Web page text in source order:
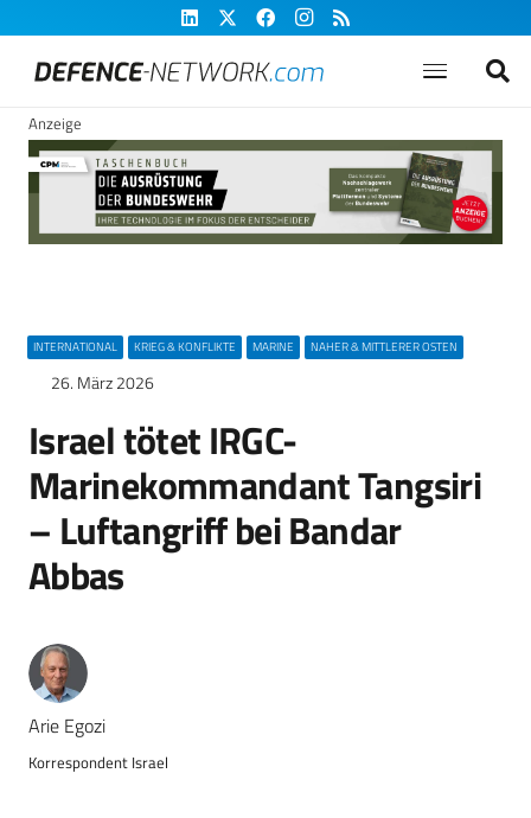
Anzeige
INTERNATIONAL KRIEG & KONFLIKTE MARINE NAHER & MITTLERER OSTEN
26. März 2026
Israel tötet IRGC-
Marinekommandant Tangsiri
– Luftangriff bei Bandar
Abbas
Arie Egozi
Korrespondent Israel